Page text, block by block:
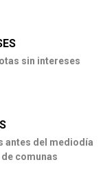
sin intereses
antes del mediodía
comunas